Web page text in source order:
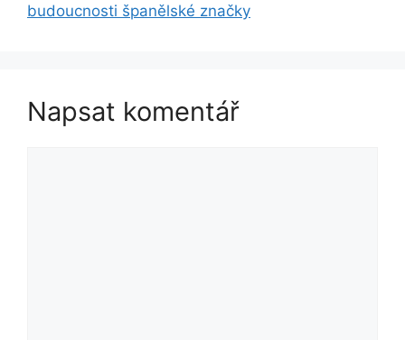
budoucnosti španělské značky
Napsat komentář